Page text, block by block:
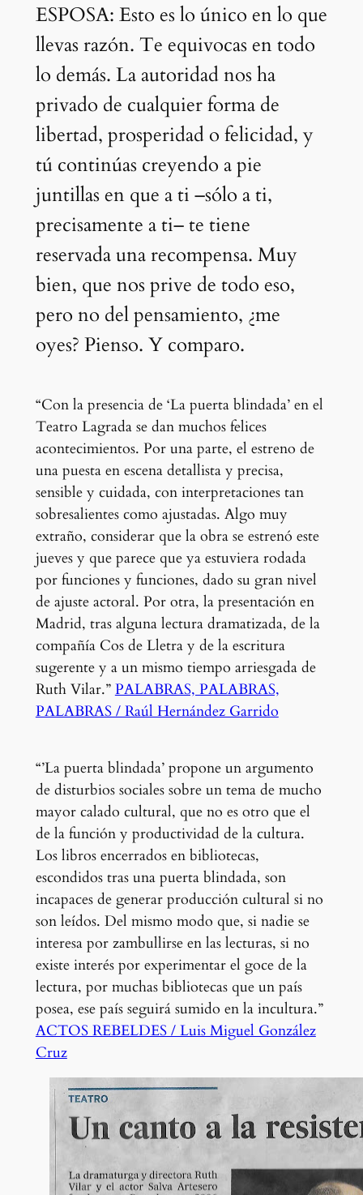
ESPOSA: Esto es lo único en lo que
llevas razón. Te equivocas en todo
lo demás. La autoridad nos ha
privado de cualquier forma de
libertad, prosperidad o felicidad, y
tú continúas creyendo a pie
juntillas en que a ti –sólo a ti,
precisamente a ti– te tiene
reservada una recompensa. Muy
bien, que nos prive de todo eso,
pero no del pensamiento, ¿me
oyes? Pienso. Y comparo.
“Con la presencia de ‘La puerta blindada’ en el
Teatro Lagrada se dan muchos felices
acontecimientos. Por una parte, el estreno de
una puesta en escena detallista y precisa,
sensible y cuidada, con interpretaciones tan
sobresalientes como ajustadas. Algo muy
extraño, considerar que la obra se estrenó este
jueves y que parece que ya estuviera rodada
por funciones y funciones, dado su gran nivel
de ajuste actoral. Por otra, la presentación en
Madrid, tras alguna lectura dramatizada, de la
compañía Cos de Lletra y de la escritura
sugerente y a un mismo tiempo arriesgada de
Ruth Vilar.”PALABRAS, PALABRAS,
PALABRAS / Raúl Hernández Garrido
“’La puerta blindada’ propone un argumento
de disturbios sociales sobre un tema de mucho
mayor calado cultural, que no es otro que el
de la función y productividad de la cultura.
Los libros encerrados en bibliotecas,
escondidos tras una puerta blindada, son
incapaces de generar producción cultural si no
son leídos. Del mismo modo que, si nadie se
interesa por zambullirse en las lecturas, si no
existe interés por experimentar el goce de la
lectura, por muchas bibliotecas que un país
posea, ese país seguirá sumido en la incultura.”
ACTOS REBELDES / Luis Miguel González
Cruz